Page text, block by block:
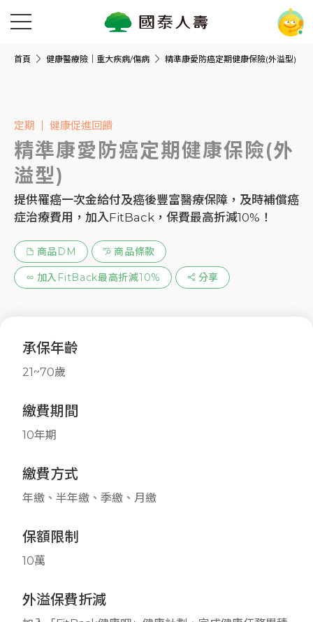
首頁 健康醫療險｜重大疾病/傷病 精準康愛防癌定期健康保險(外溢型)
定期 健康促進回饋
精準康愛防癌定期健康保險(外
溢型)
提供罹癌一次金給付及癌後豐富醫療保障，及時補償癌
症治療費用，加入FitBack，保費最高折減10%！
商品DM 商品條款
加入FitBack最高折減10% 分享
承保年齡
21~70歲
繳費期間
10年期
繳費方式
年繳、半年繳、季繳、月繳
保額限制
10萬
外溢保費折減